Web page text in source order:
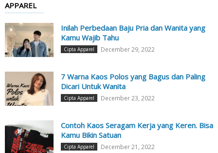
APPAREL
Inilah Perbedaan Baju Pria dan Wanita yang
Kamu Wajib Tahu
Cipta Apparel December 29, 2022
7 Warna Kaos Polos yang Bagus dan Paling
Dicari Untuk Wanita
Cipta Apparel December 23, 2022
Contoh Kaos Seragam Kerja yang Keren. Bisa
Kamu Bikin Satuan
Cipta Apparel December 21, 2022